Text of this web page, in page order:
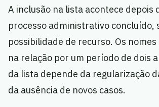
A inclusão na lista acontece depois
processo administrativo concluído,
possibilidade de recurso. Os
na relação por um período de dois
da lista depende da regularização
da ausência de novos casos.